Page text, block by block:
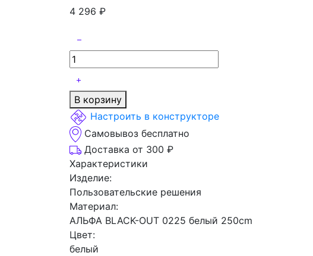
4 296 ₽
В корзину
Настроить в конструкторе
Самовывоз бесплатно
Доставка от 300 ₽
Характеристики
Изделие:
Пользовательские решения
Материал:
АЛЬФА BLACK-OUT 0225 белый 250cm
Цвет:
белый